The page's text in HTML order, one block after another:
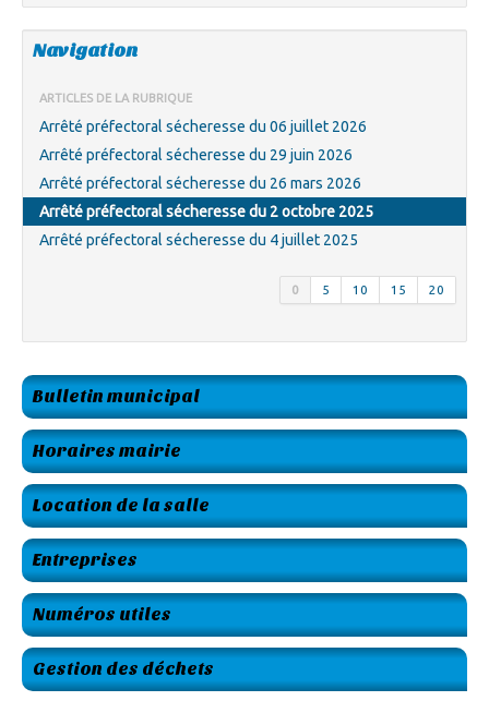
Navigation
ARTICLES DE LA RUBRIQUE
Arrêté préfectoral sécheresse du 06 juillet 2026
Arrêté préfectoral sécheresse du 29 juin 2026
Arrêté préfectoral sécheresse du 26 mars 2026
Arrêté préfectoral sécheresse du 2 octobre 2025
Arrêté préfectoral sécheresse du 4 juillet 2025
0 5 10 15 20
Bulletin municipal
Horaires mairie
Location de la salle
Entreprises
Numéros utiles
Gestion des déchets